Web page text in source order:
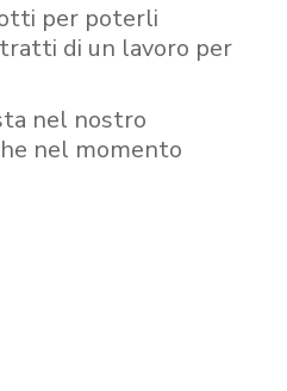
per poterli
di un lavoro per
nel nostro
nel momento